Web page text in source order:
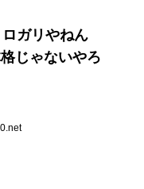
ガリやねん
じゃないやろ